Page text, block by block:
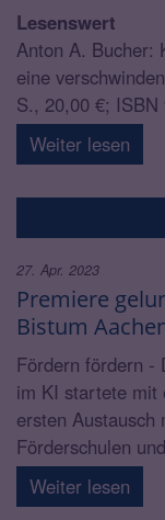
Lesenswert
Anton A. Bucher:
eine
S., 20,00 €;
Weiter lesen
Premiere
Bistum
27. Apr. 2023
Fördern fördern -
im KI startete mit
ersten Austausch
Förderschulen
Weiter lesen